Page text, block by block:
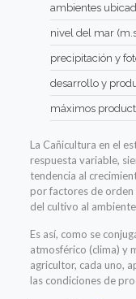
ambientes
nivel del mar
precipitación y
desarrollo y
máximos
La Cañicultura en el
respuesta variable,
tendencia al
por factores de
del cultivo al
Es así, como se
atmosférico (clima) y
agricultor, cada uno,
las condiciones de